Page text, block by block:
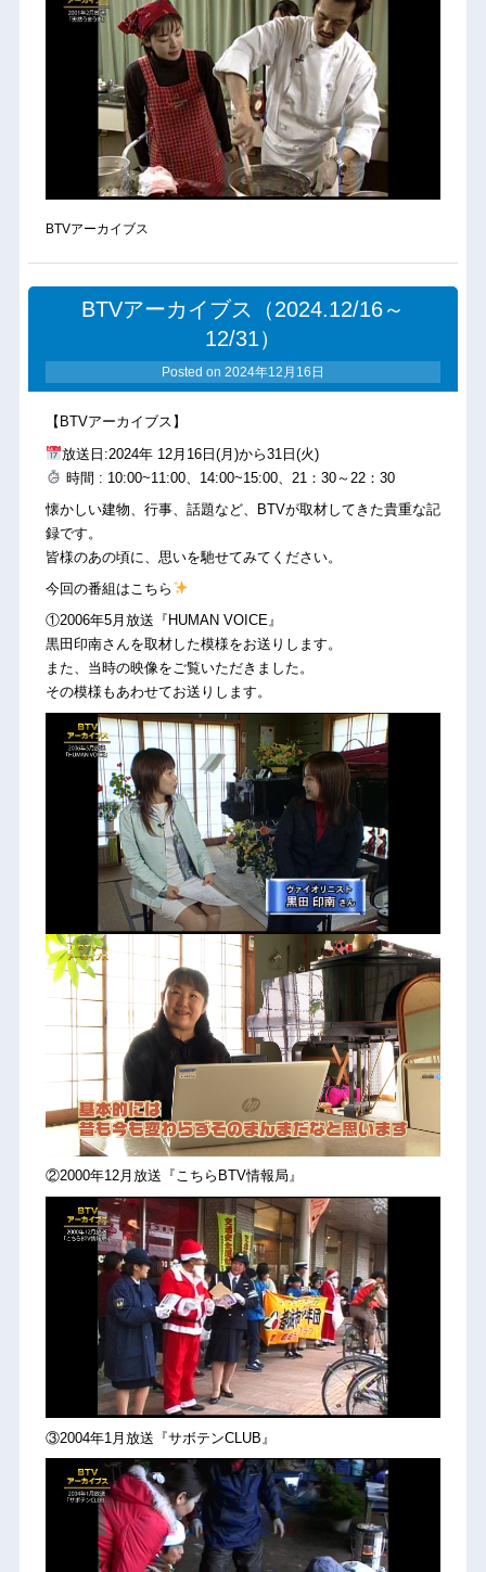
BTVアーカイブス
BTVアーカイブス（2024.12/16～
12/31）
Posted on 2024年12月16日
【BTVアーカイブス】
放送日:2024年 12月16日(月)から31日(火)
時間 : 10:00~11:00、14:00~15:00、21：30～22：30
懐かしい建物、行事、話題など、BTVが取材してきた貴重な記
録です。
皆様のあの頃に、思いを馳せてみてください。
今回の番組はこちら
①2006年5月放送『HUMAN VOICE』
黒田印南さんを取材した模様をお送りします。
また、当時の映像をご覧いただきました。
その模様もあわせてお送りします。
②2000年12月放送『こちらBTV情報局』
③2004年1月放送『サボテンCLUB』